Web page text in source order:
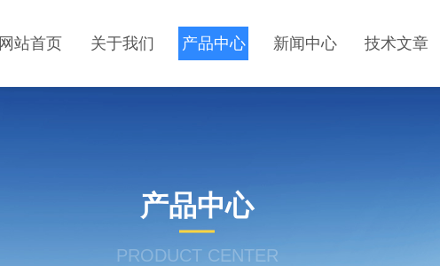
网站首页 关于我们 产品中心 新闻中心 技术文章
产品中心
PRODUCT CENTER